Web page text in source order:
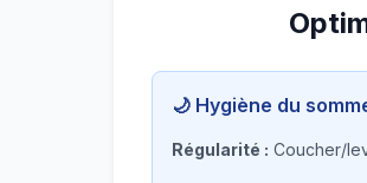
🌙 Hygiène du
Régularité : Coucher/